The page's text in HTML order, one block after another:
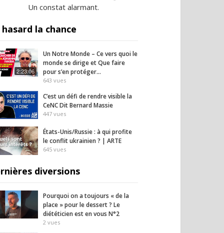
Un constat alarmant.
hasard la chance
2:23:06
Un Notre Monde – Ce vers quoi le
monde se dirige et Que faire
pour s’en protéger…
643 vues
C’est un défi de rendre visible la
CeNC Dit Bernard Massie
447 vues
États-Unis/Russie : à qui profite
le conflit ukrainien ? | ARTE
645 vues
diversions
Pourquoi on a toujours « de la
place » pour le dessert ? Le
diététicien est en vous N°2
2 vues